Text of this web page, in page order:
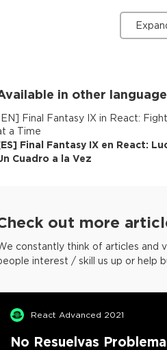
in other
EN] Final Fantasy IX in React:
a Time
ES] Final Fantasy IX en React:
Cuadro a la Vez
out more
constantly think of articles and
interest / skill us up or help
React Advanced 2021
No Resuelvas